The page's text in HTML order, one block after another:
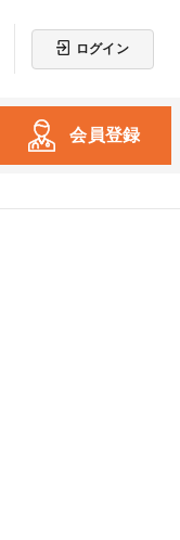
ログイン
会員登録